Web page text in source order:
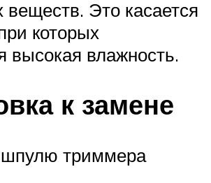
веществ. Это касается
которых
высокая влажность.
к замене
триммера